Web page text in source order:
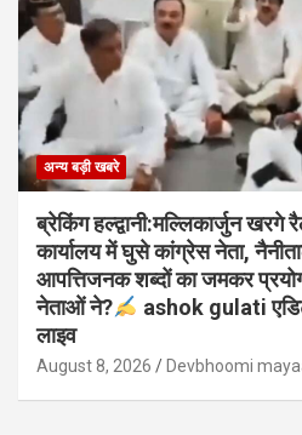
अन्य बड़ी खबरे
ब्रेकिंग हल्द्वानी:मल्लिकार्जुन
कार्यालय में घुसे कांग्रेस नेता,
आपत्तिजनक शब्दों का जमकर
नेताओं ने?
ashok gulati
लाइव
August 8, 2026 Devbhoomi